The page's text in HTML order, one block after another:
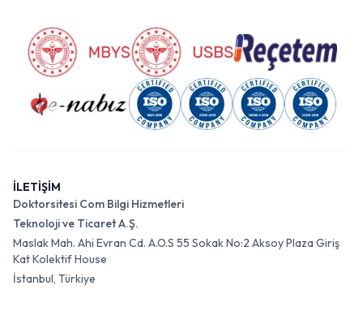
İLETİŞİM
Doktorsitesi Com Bilgi Hizmetleri
Teknoloji ve Ticaret A.Ş.
Maslak Mah. Ahi Evran Cd. A.O.S 55 Sokak No:2 Aksoy Plaza Giriş
Kat Kolektif House
İstanbul, Türkiye